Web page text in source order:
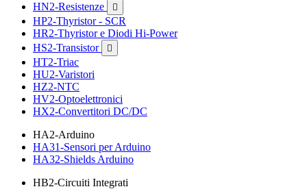
HN2-Resistenze 
HP2-Thyristor - SCR
HR2-Thyristor e Diodi Hi-Power
HS2-Transistor

HT2-Triac
HU2-Varistori
HZ2-NTC
HV2-Optoelettronici
HX2-Convertitori DC/DC
HA2-Arduino
HA31-Sensori per Arduino
HA32-Shields Arduino
HB2-Circuiti Integrati